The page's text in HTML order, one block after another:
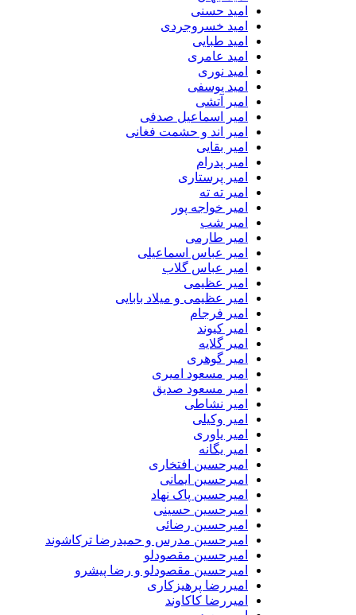
امید حسنی
امید خسروجردی
امید طبایی
امید عامری
امید نوری
امید یوسفی
امیر آتشی
امیر اسماعیل صدفی
امیر اند و حشمت فغانی
امیر بقایی
امیر پدرام
امیر پرستاری
امیر ته ته
امیر خواجه پور
امیر شب
امیر طارمی
امیر عباس اسماعیلی
امیر عباس گلاب
امیر عظیمی
امیر عظیمی و میلاد بابایی
امیر فرجام
امیر کیوند
امیر گلایه
امیر گوهری
امیر مسعود امیری
امیر مسعود صدیق
امیر نشاطی
امیر وکیلی
امیر یاوری
امیر یگانه
امیرحسین افتخاری
امیرحسین ایمانی
امیرحسین پاک نهاد
امیرحسین حسینی
امیرحسین رضائی
امیرحسین مدرس و حمیدرضا ترکاشوند
امیرحسین مقصودلو
امیرحسین مقصودلو و رضا پیشرو
امیررضا پرهیزکاری
امیررضا کاکاوند